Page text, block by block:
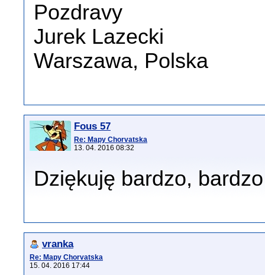
Pozdravy
Jurek Lazecki
Warszawa, Polska
Fous 57
Re: Mapy Chorvatska
13. 04. 2016 08:32
Dziękuję bardzo,
vranka
Re: Mapy Chorvatska
15. 04. 2016 17:44